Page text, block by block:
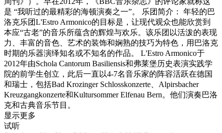
是 “我听过的最精彩的海顿演奏之一”。 乐团简介： 年轻的巴
洛克乐团L'Estro Armonico的目标是，让现代观众也能欣赏到
本应“古老”的音乐所蕴含的辉煌与欢乐。该乐团以活泼的表现
力、丰富的音色、艺术的装饰和娴熟的技巧为特色，用巴洛克
时期的乐器演绎知名或不知名的作品。 L'Estro Armonico于
2012年由Schola Cantorum Basiliensis和弗莱堡历史表演实践学
院的前学生创立，此后一直以4-7名音乐家的阵容活跃在德国
和瑞士，包括Bad Krozinger Schlosskonzerte、Alpirsbacher
Kreuzgangkonzerte和Kultursommer Elfenau Bern。他们演奏巴洛
克和古典音乐节目。
显示更多
试听